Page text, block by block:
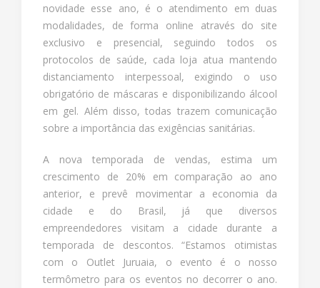
novidade esse ano, é o atendimento em duas
modalidades, de forma online através do site
exclusivo e presencial, seguindo todos os
protocolos de saúde, cada loja atua mantendo
distanciamento interpessoal, exigindo o uso
obrigatório de máscaras e disponibilizando álcool
em gel. Além disso, todas trazem comunicação
sobre a importância das exigências sanitárias.
A nova temporada de vendas, estima um
crescimento de 20% em comparação ao ano
anterior, e prevê movimentar a economia da
cidade e do Brasil, já que diversos
empreendedores visitam a cidade durante a
temporada de descontos. “Estamos otimistas
com o Outlet Juruaia, o evento é o nosso
termômetro para os eventos no decorrer o ano.